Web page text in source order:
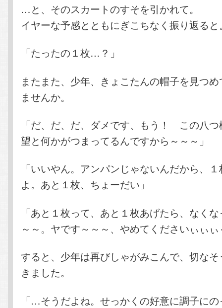
…と、そのスカートのすそを引かれて。
イヤーな予感とともにぎこちなく振り返ると
「たったの１枚…？」
またまた、少年、きょこたんの帽子を見つ
ませんか。
「だ、だ、だ、ダメです、もう！ この八
望と何かがつまってるんですから～～～」
「いいやん。アンパンじゃないんだから、
よ。あと１枚、ちょーだい」
「あと１枚って、あと１枚あげたら、なく
～～。ヤです～～～、やめてくださいぃぃ
すると、少年は再びしゃがみこんで、切な
きました。
「…そうだよね。せっかくの好意に調子に